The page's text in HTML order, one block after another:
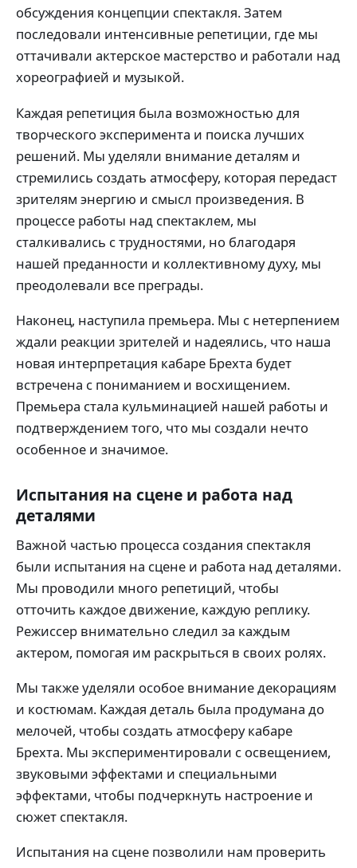
обсуждения концепции спектакля. Затем
последовали интенсивные репетиции, где мы
оттачивали актерское мастерство и работали над
хореографией и музыкой.
Каждая репетиция была возможностью для
творческого эксперимента и поиска лучших
решений. Мы уделяли внимание деталям и
стремились создать атмосферу, которая передаст
зрителям энергию и смысл произведения. В
процессе работы над спектаклем, мы
сталкивались с трудностями, но благодаря
нашей преданности и коллективному духу, мы
преодолевали все преграды.
Наконец, наступила премьера. Мы с нетерпением
ждали реакции зрителей и надеялись, что наша
новая интерпретация кабаре Брехта будет
встречена с пониманием и восхищением.
Премьера стала кульминацией нашей работы и
подтверждением того, что мы создали нечто
особенное и значимое.
Испытания на сцене и работа над
деталями
Важной частью процесса создания спектакля
были испытания на сцене и работа над деталями.
Мы проводили много репетиций, чтобы
отточить каждое движение, каждую реплику.
Режиссер внимательно следил за каждым
актером, помогая им раскрыться в своих ролях.
Мы также уделяли особое внимание декорациям
и костюмам. Каждая деталь была продумана до
мелочей, чтобы создать атмосферу кабаре
Брехта. Мы экспериментировали с освещением,
звуковыми эффектами и специальными
эффектами, чтобы подчеркнуть настроение и
сюжет спектакля.
Испытания на сцене позволили нам проверить